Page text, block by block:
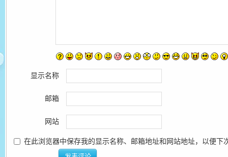
显示名称
邮箱
网站
在此浏览器中保存我的显示名称、邮箱地址和网站地址，以便下